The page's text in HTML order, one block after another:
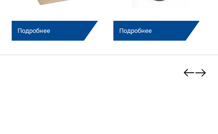
Подробнее Подробнее